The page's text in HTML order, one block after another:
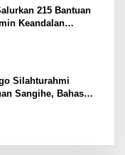
215 Bantuan
Keandalan
di Tamako
Silahturahmi
Sangihe, Bahas
hingga